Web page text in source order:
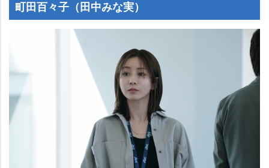
町田百々子（田中みな実）